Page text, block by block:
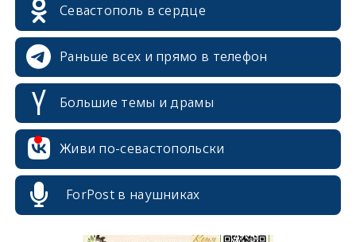
Севастополь в сердце
Раньше всех и прямо в телефон
Большие темы и драмы
Живи по-севастопольски
ForPost в наушниках
erid: 2SDnjcrDNw6